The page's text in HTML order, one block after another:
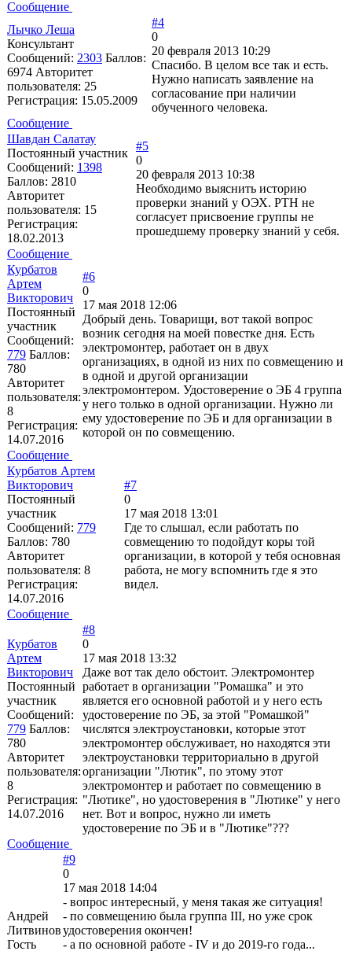
Сообщение
Лычко Леша
Консультант
Сообщений: 2303 Баллов:
6974 Авторитет
пользователя: 25
Регистрация: 15.05.2009
#4
0
20 февраля 2013 10:29
Спасибо. В целом все так и есть.
Нужно написать заявление на
согласование при наличии
обученного человека.
Сообщение
Шавдан Салатау
Постоянный участник
Сообщений: 1398
Баллов: 2810
Авторитет
пользователя: 15
Регистрация:
18.02.2013
#5
0
20 февраля 2013 10:38
Необходимо выяснить историю
проверки знаний у ОЭХ. РТН не
согласует присвоение группы не
прошедшему проверку знаний у себя.
Сообщение
Курбатов
Артем
Викторович
Постоянный
участник
Сообщений:
779 Баллов:
780
Авторитет
пользователя:
8
Регистрация:
14.07.2016
#6
0
17 мая 2018 12:06
Добрый день. Товарищи, вот такой вопрос
возник сегодня на моей повестке дня. Есть
электромонтер, работает он в двух
организациях, в одной из них по совмещению и
в одной и другой организации
электромонтером. Удостоверение о ЭБ 4 группа
у него только в одной организации. Нужно ли
ему удостоверение по ЭБ и для организации в
которой он по совмещению.
Сообщение
Курбатов Артем
Викторович
Постоянный
участник
Сообщений: 779
Баллов: 780
Авторитет
пользователя: 8
Регистрация:
14.07.2016
#7
0
17 мая 2018 13:01
Где то слышал, если работать по
совмещению то подойдут коры той
организации, в которой у тебя основная
работа, не могу вспомнить где я это
видел.
Сообщение
Курбатов
Артем
Викторович
Постоянный
участник
Сообщений:
779 Баллов:
780
Авторитет
пользователя:
8
Регистрация:
14.07.2016
#8
0
17 мая 2018 13:32
Даже вот так дело обстоит. Электромонтер
работает в организации "Ромашка" и это
является его основной работой и у него есть
удостоверение по ЭБ, за этой "Ромашкой"
числятся электроустановки, которые этот
электромонтер обслуживает, но находятся эти
электроустановки территориально в другой
организации "Лютик", по этому этот
электромонтер и работает по совмещению в
"Лютике", но удостоверения в "Лютике" у него
нет. Вот и вопрос, нужно ли иметь
удостоверение по ЭБ и в "Лютике"???
Сообщение
Андрей
Литвинов
Гость
#9
0
17 мая 2018 14:04
- вопрос интересный, у меня такая же ситуация!
- по совмещению была группа III, но уже срок
удостоверения окончен!
- а по основной работе - IV и до 2019-го года...